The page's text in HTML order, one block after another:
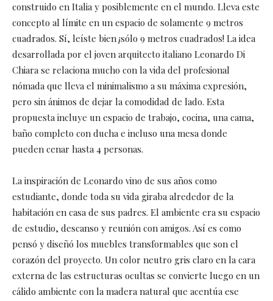
construido en Italia y posiblemente en el mundo. Lleva este
concepto al límite en un espacio de solamente 9 metros
cuadrados. Sí, leíste bien ¡sólo 9 metros cuadrados! La idea
desarrollada por el joven arquitecto italiano Leonardo Di
Chiara se relaciona mucho con la vida del profesional
nómada que lleva el minimalismo a su máxima expresión,
pero sin ánimos de dejar la comodidad de lado. Esta
propuesta incluye un espacio de trabajo, cocina, una cama,
baño completo con ducha e incluso una mesa donde
pueden cenar hasta 4 personas.
La inspiración de Leonardo vino de sus años como
estudiante, donde toda su vida giraba alrededor de la
habitación en casa de sus padres. El ambiente era su espacio
de estudio, descanso y reunión con amigos. Así es como
pensó y diseñó los muebles transformables que son el
corazón del proyecto. Un color neutro gris claro en la cara
externa de las estructuras ocultas se convierte luego en un
cálido ambiente con la madera natural que acentúa ese